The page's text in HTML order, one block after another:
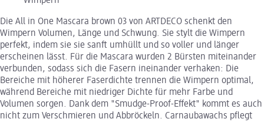
Die All in One Mascara brown 03 von ARTDECO schenkt den
Wimpern Volumen, Länge und Schwung. Sie stylt die Wimpern
perfekt, indem sie sie sanft umhüllt und so voller und länger
erscheinen lässt. Für die Mascara wurden 2 Bürsten miteinander
verbunden, sodass sich die Fasern ineinander verhaken: Die
Bereiche mit höherer Faserdichte trennen die Wimpern optimal,
während Bereiche mit niedriger Dichte für mehr Farbe und
Volumen sorgen. Dank dem "Smudge-Proof-Effekt" kommt es auch
nicht zum Verschmieren und Abbröckeln. Carnaubawachs pflegt